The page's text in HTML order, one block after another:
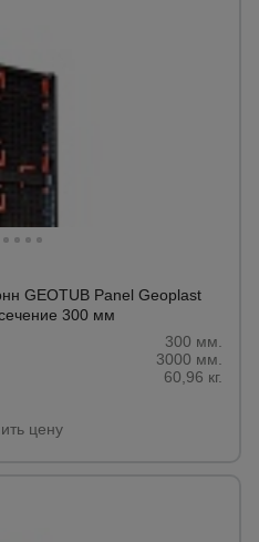
GEOTUB Panel Geoplast
300 мм
300 мм.
3000 мм.
60,96 кг.
цену